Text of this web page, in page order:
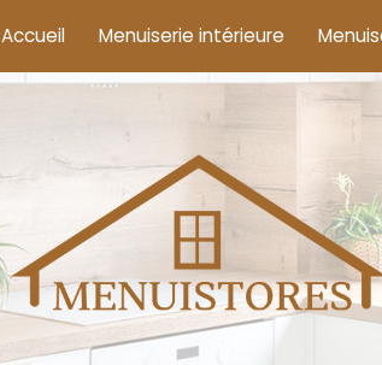
Accueil Menuiserie intérieure